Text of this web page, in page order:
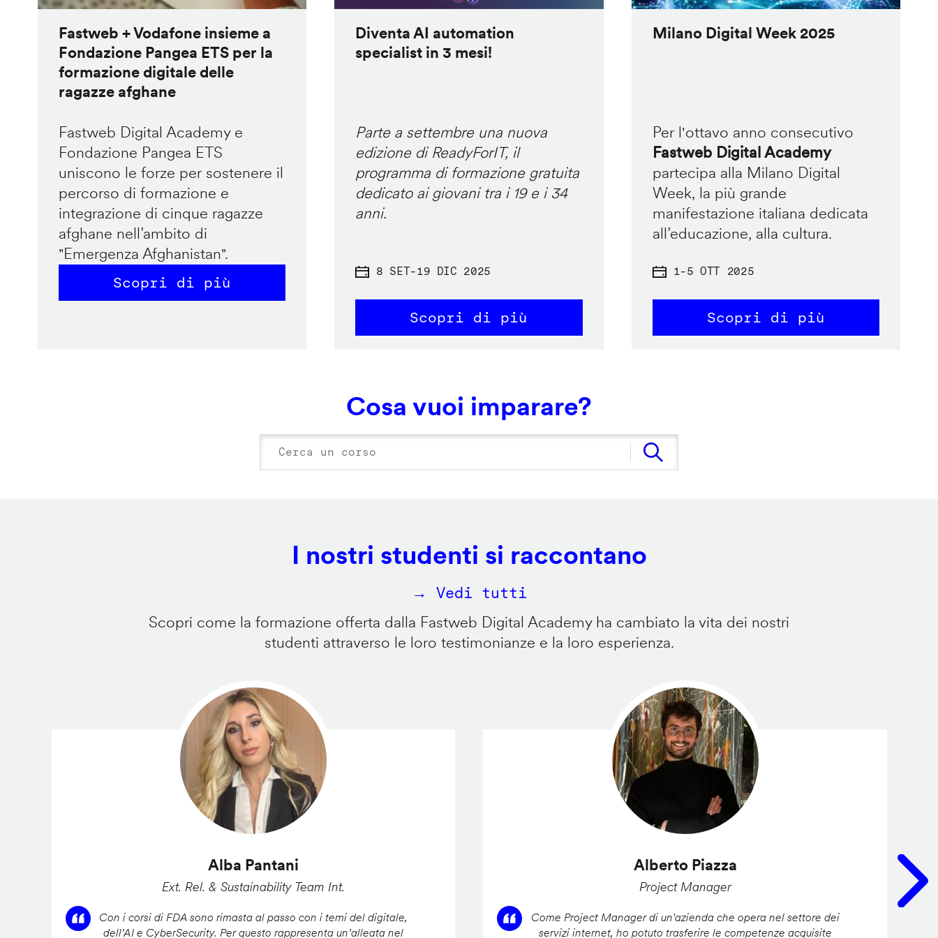
Fastweb + Vodafone insieme a
Fondazione Pangea ETS per la
formazione digitale delle
ragazze afghane
Fastweb Digital Academy e
Fondazione Pangea ETS
uniscono le forze per sostenere il
percorso di formazione e
integrazione di cinque ragazze
afghane nell’ambito di
"Emergenza Afghanistan".
Scopri di più
Diventa AI automation
specialist in 3 mesi!
Parte a settembre una nuova
edizione di ReadyForIT, il
programma di formazione gratuita
dedicato ai giovani tra i 19 e i 34
anni.
8 SET-19 DIC 2025
Scopri di più
Milano Digital Week 2025
Per l'ottavo anno consecutivo
Fastweb Digital Academy
partecipa alla Milano Digital
Week, la più grande
manifestazione italiana dedicata
all’educazione, alla cultura.
1-5 OTT 2025
Scopri di più
Cosa vuoi imparare?
I nostri studenti si raccontano
→ Vedi tutti
Scopri come la formazione offerta dalla Fastweb Digital Academy ha cambiato la vita dei nostri
studenti attraverso le loro testimonianze e la loro esperienza.
Alba Pantani
Ext. Rel. & Sustainability Team Int.
Con i corsi di FDA sono rimasta al passo con i temi del digitale,
dell’AI e CyberSecurity. Per questo rappresenta un’alleata nel
Alberto Piazza
Project Manager
Come Project Manager di un'azienda che opera nel settore dei
servizi internet, ho potuto trasferire le competenze acquisite